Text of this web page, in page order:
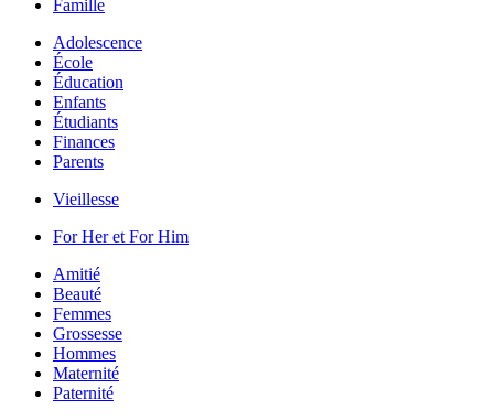
Famille
Adolescence
École
Éducation
Enfants
Étudiants
Finances
Parents
Vieillesse
For Her et For Him
Amitié
Beauté
Femmes
Grossesse
Hommes
Maternité
Paternité